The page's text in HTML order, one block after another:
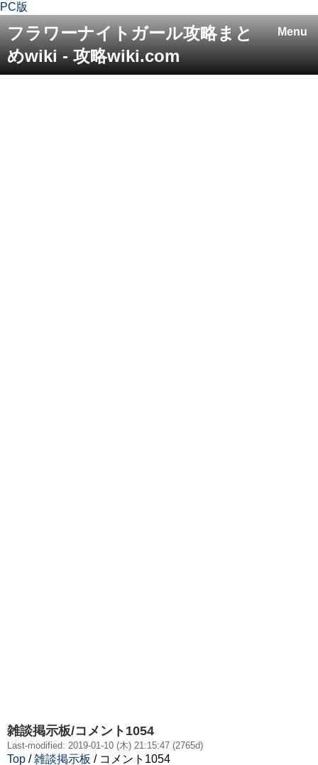
PC版
Menu
フラワーナイトガール攻略まと
めwiki - 攻略wiki.com
雑談掲示板/コメント1054
Last-modified: 2019-01-10 (木) 21:15:47 (2765d)
Top /雑談掲示板 / コメント1054